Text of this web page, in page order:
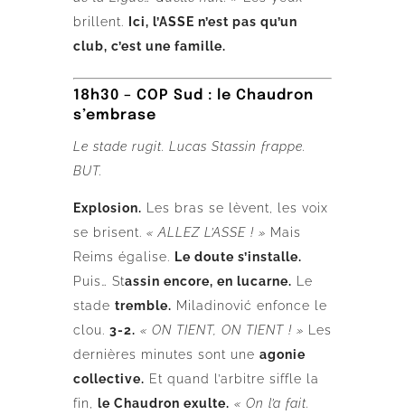
brillent.
Ici, l’ASSE n’est pas qu’un
club, c’est une famille.
18h30 – COP Sud : le Chaudron
s’embrase
Le stade rugit. Lucas Stassin frappe.
BUT.
Explosion. Les bras se lèvent, les voix
se brisent. « ALLEZ L’ASSE ! » Mais
Reims égalise.
Le doute s’installe.
Puis… Stassin encore, en lucarne. Le
stade tremble. Miladinović enfonce le
clou. 3-2. « ON TIENT, ON TIENT ! » Les
dernières minutes sont une agonie
collective. Et quand l’arbitre siffle la
fin,
le Chaudron exulte. « On l’a fait.